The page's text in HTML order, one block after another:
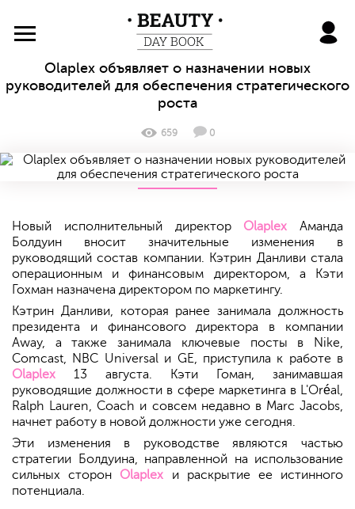
BeautyDayBook
Olaplex объявляет о назначении новых
руководителей для обеспечения стратегического
роста
659 0
Новый исполнительный директор Olaplex Аманда
Болдуин вносит значительные изменения в
руководящий состав компании. Кэтрин Данливи стала
операционным и финансовым директором, а Кэти
Гохман назначена директором по маркетингу.
Кэтрин Данливи, которая ранее занимала должность
президента и финансового директора в компании
Away, а также занимала ключевые посты в Nike,
Comcast, NBC Universal и GE, приступила к работе в
Olaplex 13 августа. Кэти Гоман, занимавшая
руководящие должности в сфере маркетинга в L'Oréal,
Ralph Lauren, Coach и совсем недавно в Marc Jacobs,
начнет работу в новой должности уже сегодня.
Эти изменения в руководстве являются частью
стратегии Болдуина, направленной на использование
сильных сторон Olaplex и раскрытие ее истинного
потенциала.